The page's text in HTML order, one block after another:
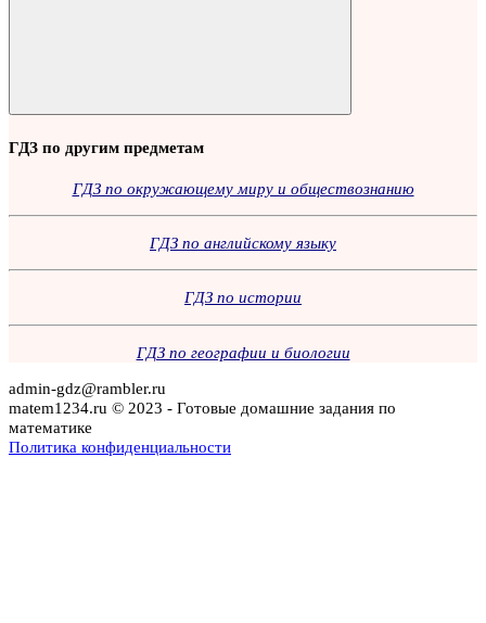
Поиск
ГДЗ по другим предметам
ГДЗ по окружающему миру и обществознанию
ГДЗ по английскому языку
ГДЗ по истории
ГДЗ по географии и биологии
admin-gdz@rambler.ru
matem1234.ru © 2023 - Готовые домашние задания по
математике
Политика конфиденциальности